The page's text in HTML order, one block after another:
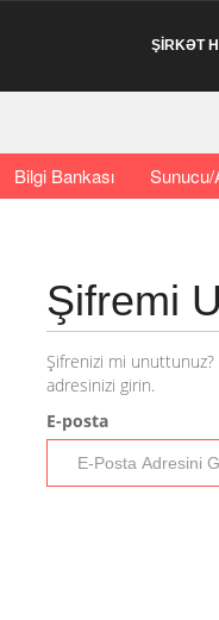
ŞİRKƏT
Bilgi Bankası
Şifremi
Şifrenizi mi unuttunuz?
adresinizi girin.
E-posta